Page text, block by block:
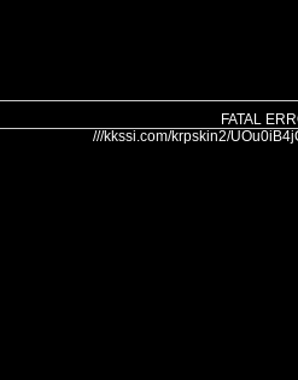
FATAL
///kkssi.com/krpskin2/